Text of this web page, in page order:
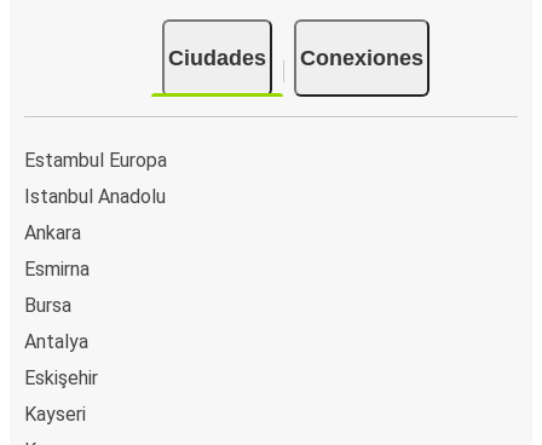
Ciudades Conexiones
Estambul Europa
Istanbul Anadolu
Ankara
Esmirna
Bursa
Antalya
Eskişehir
Kayseri